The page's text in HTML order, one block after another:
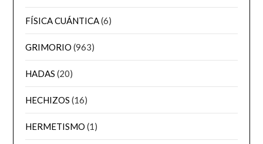
FÍSICA CUÁNTICA(6)
GRIMORIO (963)
HADAS (20)
HECHIZOS (16)
HERMETISMO (1)